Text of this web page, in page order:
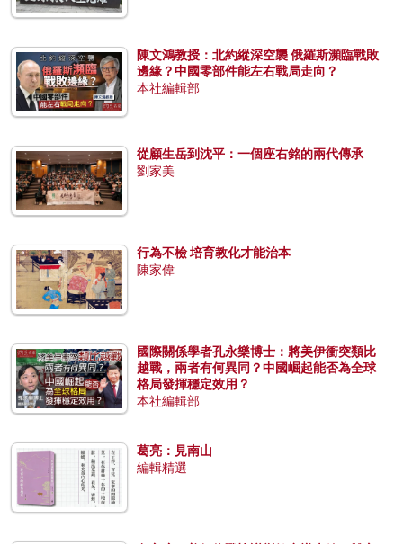
陳文鴻教授：北約縱深空襲 俄羅斯瀕臨戰敗
邊緣？中國零部件能左右戰局走向？
本社編輯部
從顧生岳到沈平：一個座右銘的兩代傳承
劉家美
行為不檢 培育教化才能治本
陳家偉
國際關係學者孔永樂博士：將美伊衝突類比
越戰，兩者有何異同？中國崛起能否為全球
格局發揮穩定效用？
本社編輯部
葛亮：見南山
編輯精選